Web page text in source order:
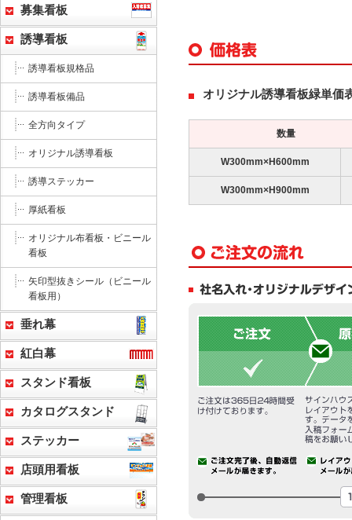
オリジナル誘導看板緑単価
数量
W300mm×H600mm
W300mm×H900mm
募集看板
誘導看板
誘導看板規格品
誘導看板備品
全方向タイプ
オリジナル誘導看板
誘導ステッカー
厚紙看板
オリジナル布看板・ビニール
看板
矢印型抜きシール（ビニール
看板用）
垂れ幕
紅白幕
スタンド看板
カタログスタンド
ステッカー
店頭用看板
管理看板